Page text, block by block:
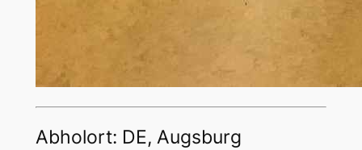
Abholort: DE, Augsburg